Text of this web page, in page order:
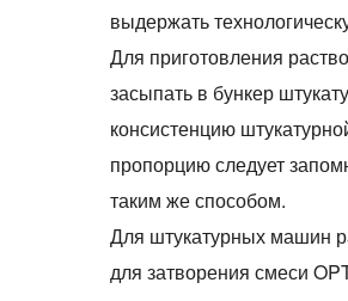
выдержать
Для приготовления
засыпать в бункер
консистенцию
пропорцию следует
таким же способом.
Для штукатурных машин
для затворения смеси